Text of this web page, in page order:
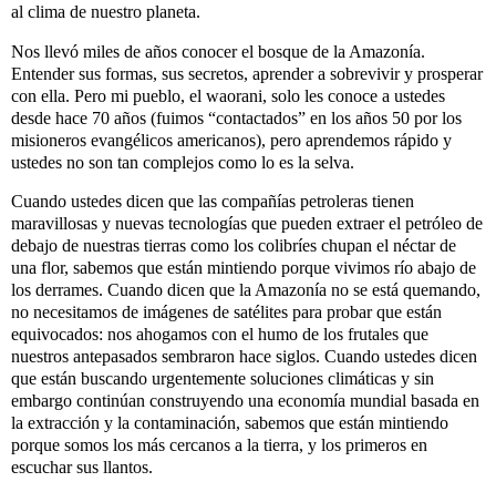
al clima de nuestro planeta.
Nos llevó miles de años conocer el bosque de la Amazonía.
Entender sus formas, sus secretos, aprender a sobrevivir y prosperar
con ella. Pero mi pueblo, el waorani, solo les conoce a ustedes
desde hace 70 años (fuimos “contactados” en los años 50 por los
misioneros evangélicos americanos), pero aprendemos rápido y
ustedes no son tan complejos como lo es la selva.
Cuando ustedes dicen que las compañías petroleras tienen
maravillosas y nuevas tecnologías que pueden extraer el petróleo de
debajo de nuestras tierras como los colibríes chupan el néctar de
una flor, sabemos que están mintiendo porque vivimos río abajo de
los derrames. Cuando dicen que la Amazonía no se está quemando,
no necesitamos de imágenes de satélites para probar que están
equivocados: nos ahogamos con el humo de los frutales que
nuestros antepasados sembraron hace siglos. Cuando ustedes dicen
que están buscando urgentemente soluciones climáticas y sin
embargo continúan construyendo una economía mundial basada en
la extracción y la contaminación, sabemos que están mintiendo
porque somos los más cercanos a la tierra, y los primeros en
escuchar sus llantos.